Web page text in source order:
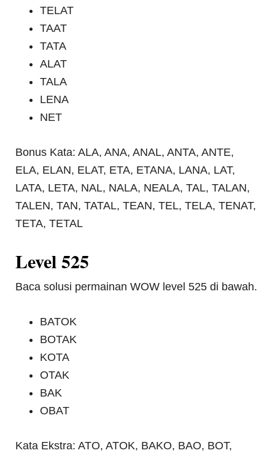
TELAT
TAAT
TATA
ALAT
TALA
LENA
NET
Bonus Kata: ALA, ANA, ANAL, ANTA, ANTE,
ELA, ELAN, ELAT, ETA, ETANA, LANA, LAT,
LATA, LETA, NAL, NALA, NEALA, TAL, TALAN,
TALEN, TAN, TATAL, TEAN, TEL, TELA, TENAT,
TETA, TETAL
Level 525
Baca solusi permainan WOW level 525 di bawah.
BATOK
BOTAK
KOTA
OTAK
BAK
OBAT
Kata Ekstra: ATO, ATOK, BAKO, BAO, BOT,